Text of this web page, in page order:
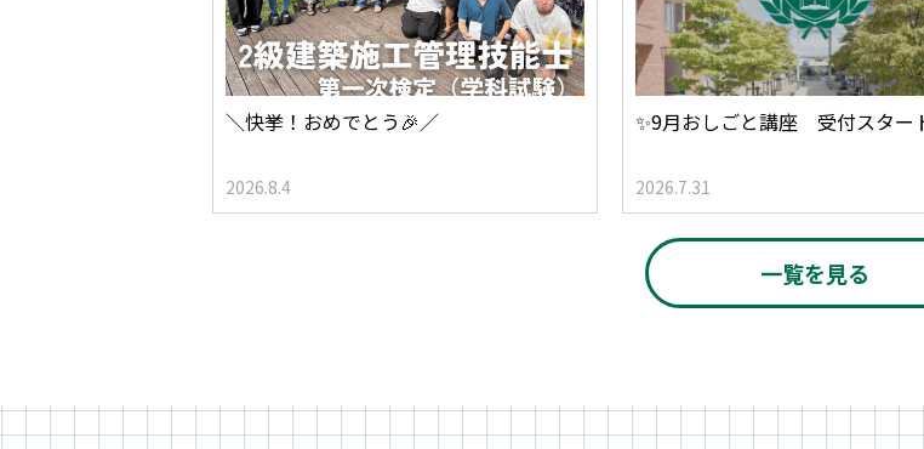
＼快挙！おめでとう🎉／
2026.8.4
✨9月おしごと講座 受付スター
2026.7.31
一覧を見る